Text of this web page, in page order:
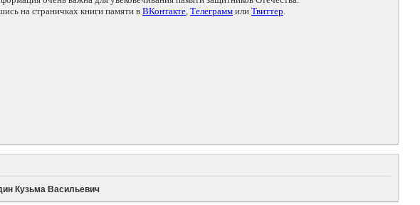
на страничках книги памяти в ВКонтакте, Телеграмм или Твиттер.
Кузьма Васильевич